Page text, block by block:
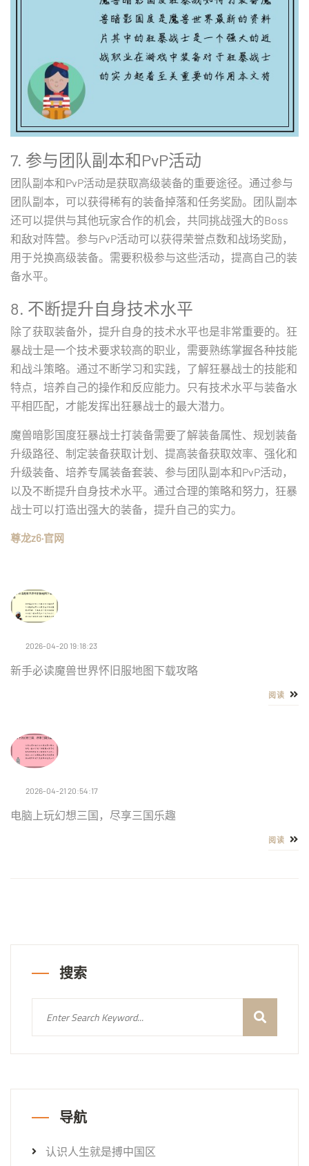
7. 参与团队副本和PvP活动
团队副本和PvP活动是获取高级装备的重要途径。通过参与
团队副本，可以获得稀有的装备掉落和任务奖励。团队副本
还可以提供与其他玩家合作的机会，共同挑战强大的Boss
和敌对阵营。参与PvP活动可以获得荣誉点数和战场奖励，
用于兑换高级装备。需要积极参与这些活动，提高自己的装
备水平。
8. 不断提升自身技术水平
除了获取装备外，提升自身的技术水平也是非常重要的。狂
暴战士是一个技术要求较高的职业，需要熟练掌握各种技能
和战斗策略。通过不断学习和实践，了解狂暴战士的技能和
特点，培养自己的操作和反应能力。只有技术水平与装备水
平相匹配，才能发挥出狂暴战士的最大潜力。
魔兽暗影国度狂暴战士打装备需要了解装备属性、规划装备
升级路径、制定装备获取计划、提高装备获取效率、强化和
升级装备、培养专属装备套装、参与团队副本和PvP活动，
以及不断提升自身技术水平。通过合理的策略和努力，狂暴
战士可以打造出强大的装备，提升自己的实力。
尊龙z6·官网
2026-04-20 19:18:23
新手必读魔兽世界怀旧服地图下载攻略
阅读
2026-04-21 20:54:17
电脑上玩幻想三国，尽享三国乐趣
阅读
搜索
导航
认识人生就是搏中国区